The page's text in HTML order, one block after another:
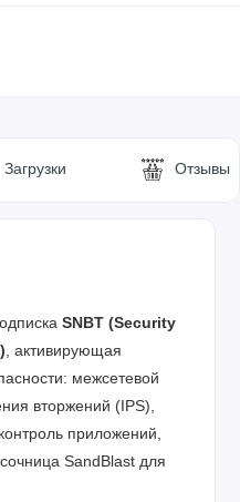
Загрузки Отзывы
SNBT (Security
, активирующая
межсетевой
вторжений (IPS),
приложений,
SandBlast для